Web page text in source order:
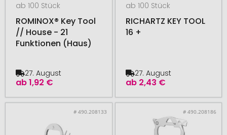
ab 100 Stück
ROMINOX® Key Tool
// House - 21
Funktionen (Haus)
ab1,92 €
27. August
ab 100 Stück
RICHARTZ KEY TOOL
16 +
ab 2,43 €
27. August
# 490.208133 # 490.208186